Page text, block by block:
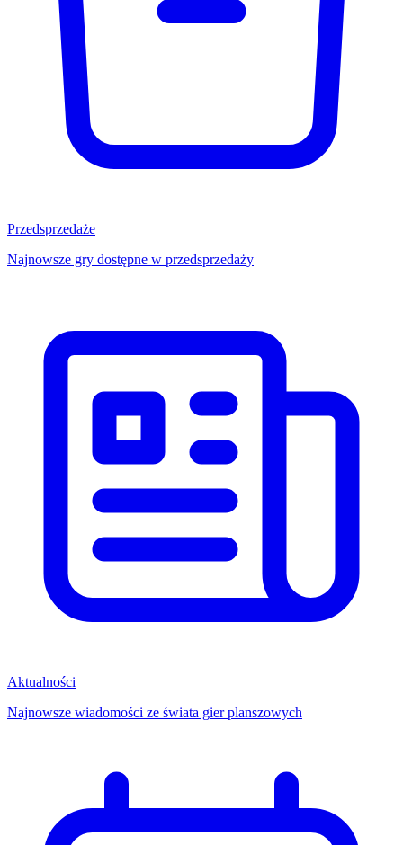
Przedsprzedaże
Najnowsze gry dostępne w przedsprzedaży
Aktualności
Najnowsze wiadomości ze świata gier planszowych